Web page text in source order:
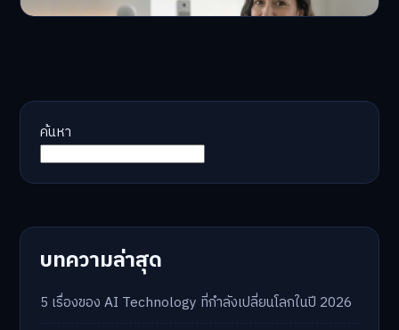
ค้นหา
บทความล่าสุด
5 เรื่องของ AI Technology ที่กำลังเปลี่ยนโลกในปี 2026